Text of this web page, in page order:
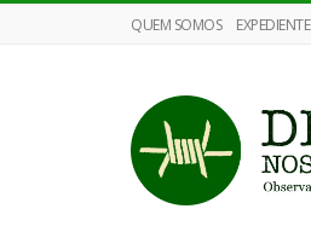
QUEM SOMOS EXPEDIENTE